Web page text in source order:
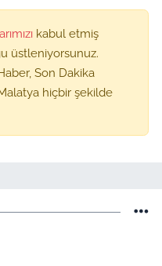
kabul etmiş
üstleniyorsunuz.
Son Dakika
hiçbir şekilde